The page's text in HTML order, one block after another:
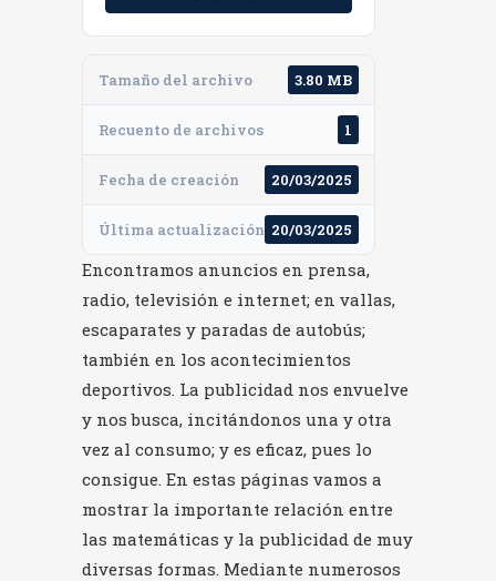
Tamaño del archivo 3.80 MB
Recuento de archivos 1
Fecha de creación 20/03/2025
Última actualización 20/03/2025
Encontramos anuncios en prensa,
radio, televisión e internet; en vallas,
escaparates y paradas de autobús;
también en los acontecimientos
deportivos. La publicidad nos envuelve
y nos busca, incitándonos una y otra
vez al consumo; y es eficaz, pues lo
consigue. En estas páginas vamos a
mostrar la importante relación entre
las matemáticas y la publicidad de muy
diversas formas. Mediante numerosos